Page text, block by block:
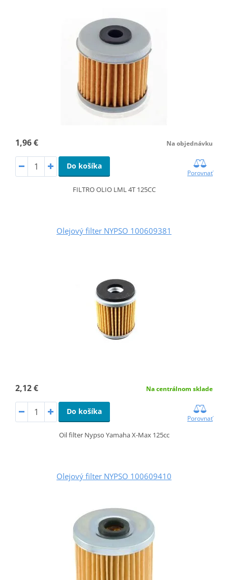
1,96 € Na objednávku
Do košíka
Porovnať
FILTRO OLIO LML 4T 125CC
Olejový filter NYPSO 100609381
2,12 € Na centrálnom sklade
Do košíka
Porovnať
Oil filter Nypso Yamaha X-Max 125cc
Olejový filter NYPSO 100609410